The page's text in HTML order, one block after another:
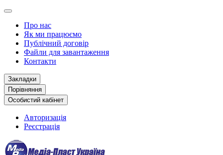
Про нас
Як ми працюємо
Публічний договір
Файли для завантаження
Контакти
Закладки
Порівняння
Особистий кабінет
Авторизація
Реєстрація